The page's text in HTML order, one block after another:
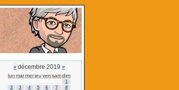
« décembre 2019 »
lun marmerjeu ven samdim
1
2
3 4 5 6 7
8